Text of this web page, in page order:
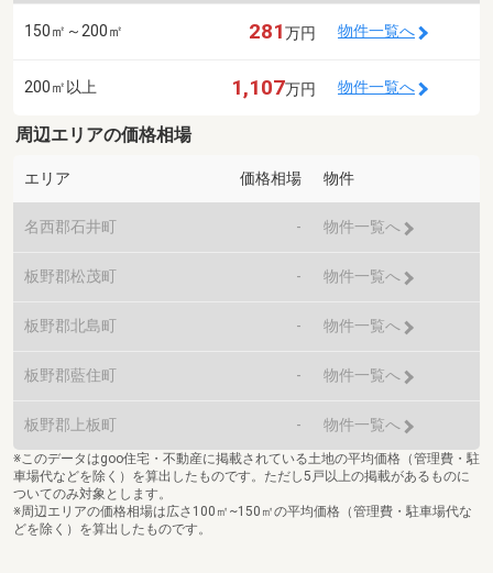
150㎡～200㎡ 281万円 物件一覧へ
200㎡以上 1,107万円 物件一覧へ
周辺エリアの価格相場
エリア 価格相場 物件
名西郡石井町 - 物件一覧へ
板野郡松茂町 - 物件一覧へ
板野郡北島町 - 物件一覧へ
板野郡藍住町 - 物件一覧へ
板野郡上板町 - 物件一覧へ
※このデータはgoo住宅・不動産に掲載されている土地の平均価格（管理費・駐
車場代などを除く）を算出したものです。ただし5戸以上の掲載があるものに
ついてのみ対象とします。
※周辺エリアの価格相場は広さ100㎡~150㎡の平均価格（管理費・駐車場代な
どを除く）を算出したものです。